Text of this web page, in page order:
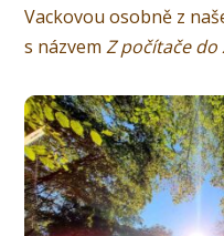
Vackovou osobně z
s názvemZ počítače do